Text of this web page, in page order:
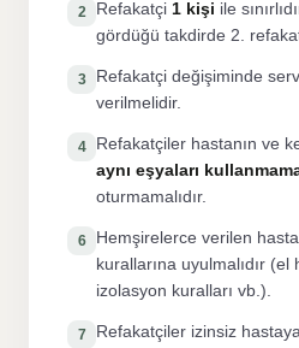
2 Refakatçi 1 kişi ile
gördüğü takdirde 2.
3
Refakatçi değişiminde
verilmelidir.
4
Refakatçiler hastanın ve
aynı eşyaları
oturmamalıdır.
6
Hemşirelerce verilen hasta
kurallarına uyulmalıdır (el
izolasyon kuralları vb.).
7 Refakatçiler izinsiz